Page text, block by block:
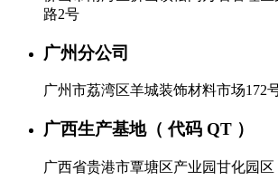
路2号
广州分公司
广州市荔湾区羊城装饰材料市场172
广西生产基地（ 代码 QT ）
广西省贵港市覃塘区产业园甘化园区